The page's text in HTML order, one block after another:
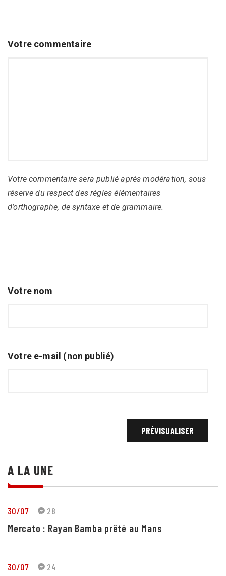
Votre commentaire
Votre commentaire sera publié après modération, sous
réserve du respect des règles élémentaires
d’orthographe, de syntaxe et de grammaire.
Votre nom
Votre e-mail (non publié)
A LA UNE
30/07 28
Mercato : Rayan Bamba prêté au Mans
30/07 24